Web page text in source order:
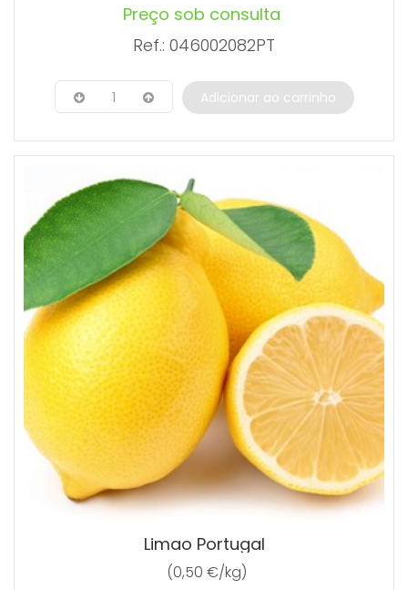
Preço sob consulta
Ref.: 046002082PT
1 Adicionar ao carrinho
Limao Portugal
(0,50 €/kg)